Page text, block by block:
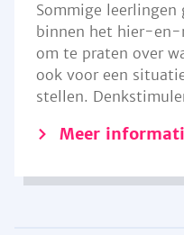
Sommige leerlingen
binnen het hier-en-
om te praten over
ook voor een
stellen.
Meer